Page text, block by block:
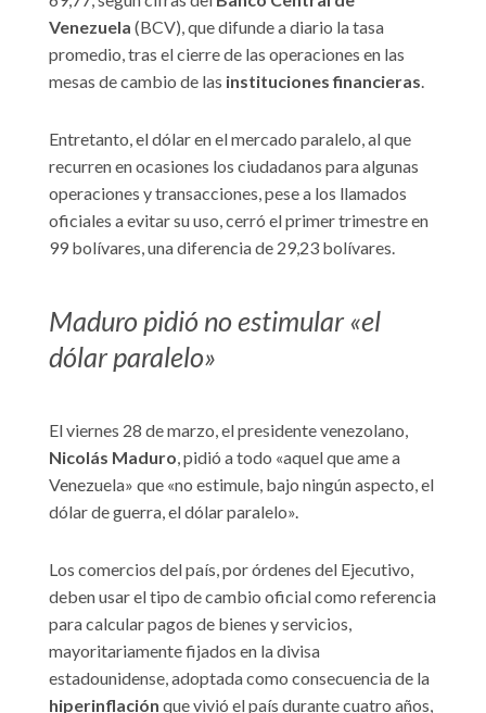
Venezuela (BCV), que difunde a diario la tasa
promedio, tras el cierre de las operaciones en las
mesas de cambio de las instituciones financieras.
Entretanto, el dólar en el mercado paralelo, al que
recurren en ocasiones los ciudadanos para algunas
operaciones y transacciones, pese a los llamados
oficiales a evitar su uso, cerró el primer trimestre en
99 bolívares, una diferencia de 29,23 bolívares.
Maduro pidió no estimular «el
dólar paralelo»
El viernes 28 de marzo, el presidente venezolano,
Nicolás Maduro, pidió a todo «aquel que ame a
Venezuela» que «no estimule, bajo ningún aspecto, el
dólar de guerra, el dólar paralelo».
Los comercios del país, por órdenes del Ejecutivo,
deben usar el tipo de cambio oficial como referencia
para calcular pagos de bienes y servicios,
mayoritariamente fijados en la divisa
estadounidense, adoptada como consecuencia de la
hiperinflación que vivió el país durante cuatro años,